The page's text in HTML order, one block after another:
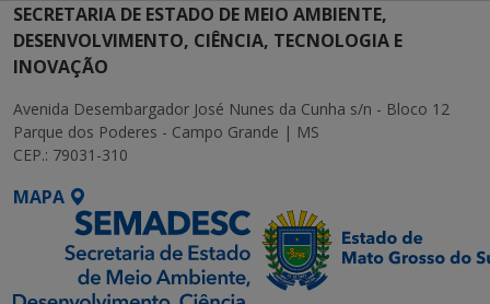
SECRETARIA DE ESTADO DE MEIO AMBIENTE,
DESENVOLVIMENTO, CIÊNCIA, TECNOLOGIA E
INOVAÇÃO
Avenida Desembargador José Nunes da Cunha s/n - Bloco 12
Parque dos Poderes - Campo Grande | MS
CEP.: 79031-310
MAPA